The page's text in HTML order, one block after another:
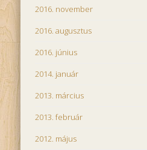
2016. november
2016. augusztus
2016. június
2014. január
2013. március
2013. február
2012. május